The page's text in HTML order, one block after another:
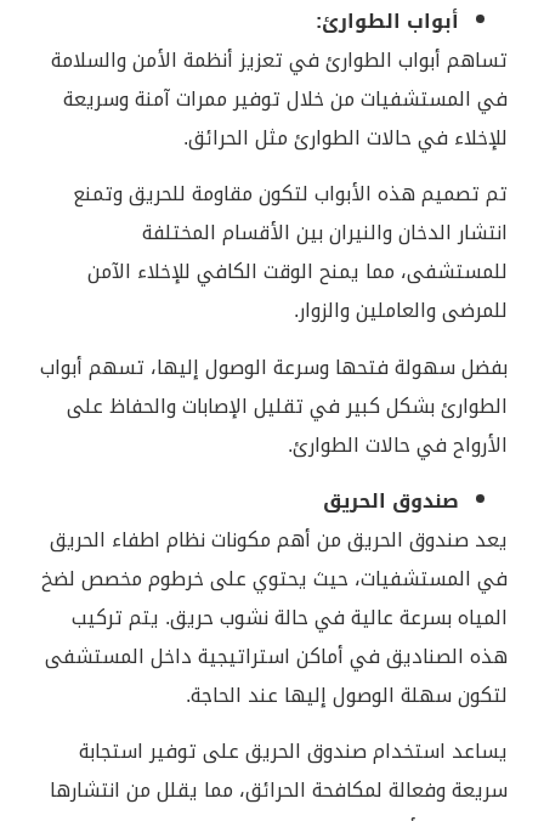
أبواب الطوارئ:
تساهم أبواب الطوارئ في تعزيز أنظمة الأمن والسلامة
في المستشفيات من خلال توفير ممرات آمنة وسريعة
للإخلاء في حالات الطوارئ مثل الحرائق.
تم تصميم هذه الأبواب لتكون مقاومة للحريق وتمنع
انتشار الدخان والنيران بين الأقسام المختلفة
للمستشفى، مما يمنح الوقت الكافي للإخلاء الآمن
للمرضى والعاملين والزوار.
بفضل سهولة فتحها وسرعة الوصول إليها، تسهم أبواب
الطوارئ بشكل كبير في تقليل الإصابات والحفاظ على
الأرواح في حالات الطوارئ.
صندوق الحريق
يعد صندوق الحريق من أهم مكونات نظام اطفاء الحريق
في المستشفيات، حيث يحتوي على خرطوم مخصص لضخ
المياه بسرعة عالية في حالة نشوب حريق. يتم تركيب
هذه الصناديق في أماكن استراتيجية داخل المستشفى
لتكون سهلة الوصول إليها عند الحاجة.
يساعد استخدام صندوق الحريق على توفير استجابة
سريعة وفعالة لمكافحة الحرائق، مما يقلل من انتشارها